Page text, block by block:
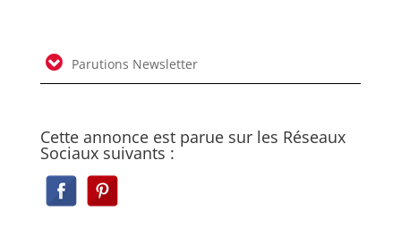
Parutions Newsletter
Cette annonce est parue sur les Réseaux
Sociaux suivants :